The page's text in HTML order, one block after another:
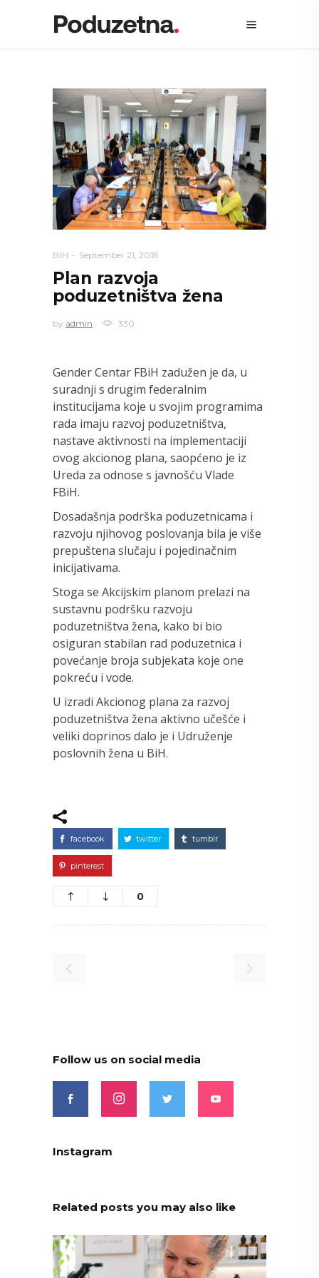
BIH September 21, 2018
Plan razvoja
poduzetništva žena
by admin 330
Gender Centar FBiH zadužen je da, u
suradnji s drugim federalnim
institucijama koje u svojim programima
rada imaju razvoj poduzetništva,
nastave aktivnosti na implementaciji
ovog akcionog plana, saopćeno je iz
Ureda za odnose s javnošću Vlade
FBiH.
Dosadašnja podrška poduzetnicama i
razvoju njihovog poslovanja bila je više
prepuštena slučaju i pojedinačnim
inicijativama.
Stoga se Akcijskim planom prelazi na
sustavnu podršku razvoju
poduzetništva žena, kako bi bio
osiguran stabilan rad poduzetnica i
povećanje broja subjekata koje one
pokreću i vode.
U izradi Akcionog plana za razvoj
poduzetništva žena aktivno učešće i
veliki doprinos dalo je i Udruženje
poslovnih žena u BiH.
facebook twitter tumblr
pinterest
0
Follow us on social media
Instagram
Related posts you may also like